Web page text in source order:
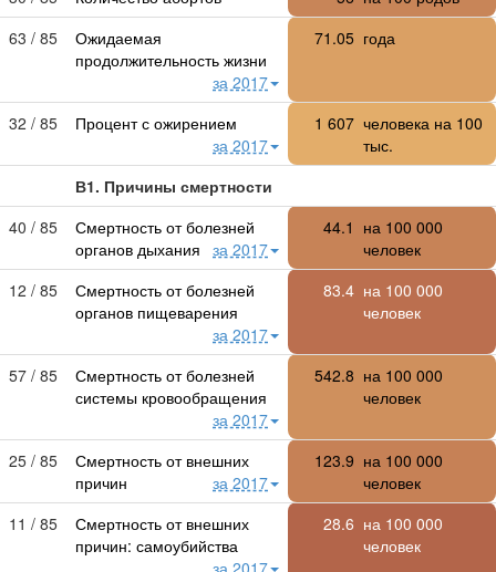
63 / 85
Ожидаемая
продолжительность жизни
за 2017
71.05 года
32 / 85
Процент с ожирением
за 2017
1 607 человека на 100
тыс.
В1. Причины смертности
40 / 85
Смертность от болезней
органов дыхания за 2017
44.1 на 100 000
человек
12 / 85
Смертность от болезней
органов пищеварения
за 2017
83.4 на 100 000
человек
57 / 85
Смертность от болезней
системы кровообращения
за 2017
542.8 на 100 000
человек
25 / 85
Смертность от внешних
причин
за 2017
123.9 на 100 000
человек
11 / 85
Смертность от внешних
причин: самоубийства
за 2017
28.6 на 100 000
человек